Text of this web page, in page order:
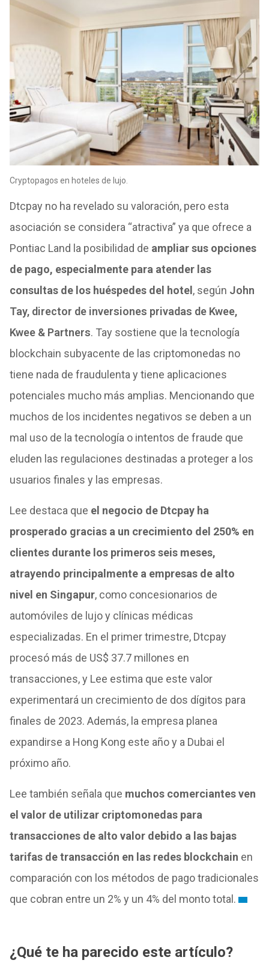
Cryptopagos en hoteles de lujo.
Dtcpay no ha revelado su valoración, pero esta
asociación se considera “atractiva” ya que ofrece a
Pontiac Land la posibilidad de ampliar sus opciones
de pago, especialmente para atender las
consultas de los huéspedes del hotel , según John
Tay, director de inversiones privadas de Kwee,
Kwee & Partners. Tay sostiene que la tecnología
blockchain subyacente de las criptomonedas no
tiene nada de fraudulenta y tiene aplicaciones
potenciales mucho más amplias. Mencionando que
muchos de los incidentes negativos se deben a un
mal uso de la tecnología o intentos de fraude que
eluden las regulaciones destinadas a proteger a los
usuarios finales y las empresas.
Lee destaca que el negocio de Dtcpay ha
prosperado gracias a un crecimiento del 250% en
clientes durante los primeros seis meses,
atrayendo principalmente a empresas de alto
nivel en Singapur, como concesionarios de
automóviles de lujo y clínicas médicas
especializadas. En el primer trimestre, Dtcpay
procesó más de US$ 37.7 millones en
transacciones, y Lee estima que este valor
experimentará un crecimiento de dos dígitos para
finales de 2023. Además, la empresa planea
expandirse a Hong Kong este año y a Dubai el
próximo año.
Lee también señala que muchos comerciantes ven
el valor de utilizar criptomonedas para
transacciones de alto valor debido a las bajas
tarifas de transacción en las redes blockchain en
comparación con los métodos de pago tradicionales
que cobran entre un 2% y un 4% del monto total.
¿Qué te ha parecido este artículo?